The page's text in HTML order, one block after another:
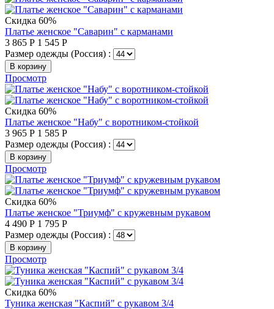
Скидка 60%
Платье женское "Саварин" с карманами
3 865 Р 1 545 Р
Размер одежды (Россия) :
В корзину
Просмотр
Скидка 60%
Платье женское "Набу" с воротником-стойкой
3 965 Р 1 585 Р
Размер одежды (Россия) :
В корзину
Просмотр
Скидка 60%
Платье женское "Триумф" с кружевным рукавом
4 490 Р 1 795 Р
Размер одежды (Россия) :
В корзину
Просмотр
Скидка 60%
Туника женская "Каспий" с рукавом 3/4